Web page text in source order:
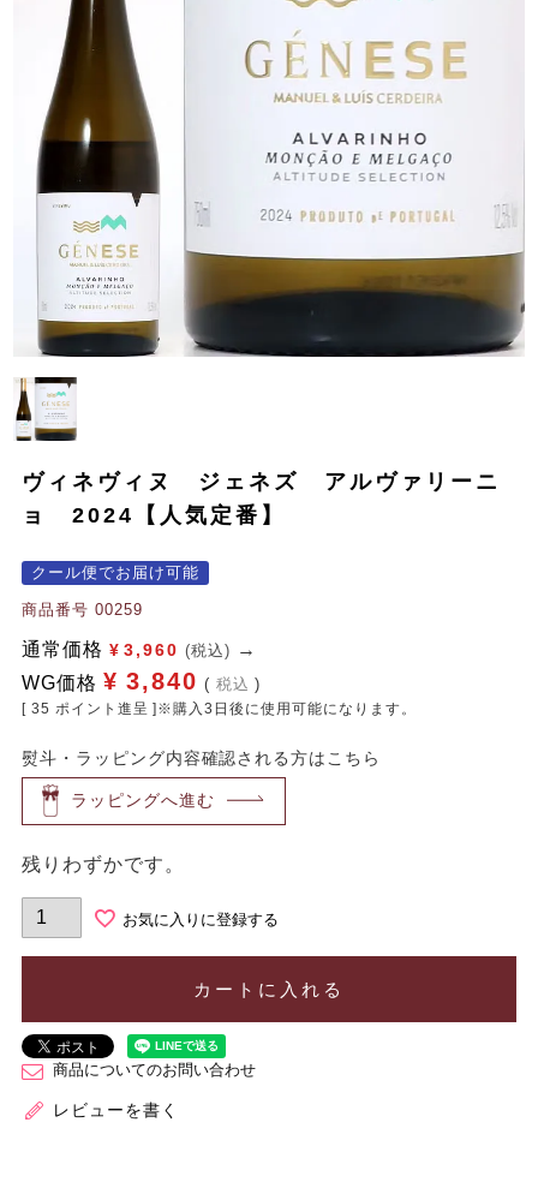
ヴィネヴィヌ ジェネズ アルヴァリーニ
ョ 2024【人気定番】
クール便でお届け可能
商品番号 00259
通常価格 ¥ 3,960 (税込)
WG価格 ¥ 3,840 税込
[ 35 ポイント進呈 ]※購入3日後に使用可能になります。
熨斗・ラッピング内容確認される方はこちら
ラッピングへ進む
残りわずかです。
お気に入りに登録する
カートに入れる
商品についてのお問い合わせ
レビューを書く